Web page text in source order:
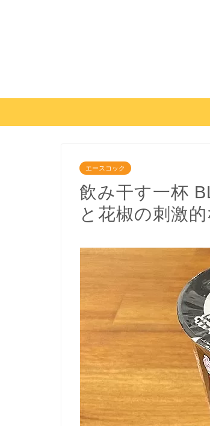
エースコック
飲み干す一杯
と花椒の刺激